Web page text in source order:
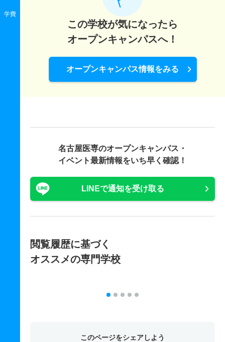
学費
この学校が気になったら
オープンキャンパスへ！
オープンキャンパス情報をみる
名古屋医専のオープンキャンパス・
イベント最新情報をいち早く確認！
LINEで通知を受け取る
閲覧履歴に基づく
オススメの専門学校
このページをシェアしよう